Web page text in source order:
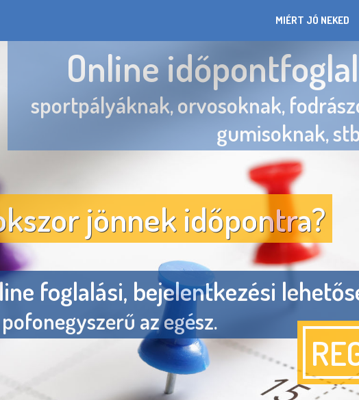
MIÉRT JÓ NEKED
Online
sportpályáknak, orvosoknak,
gumisoknak,
jönnek időpontra?
foglalási, bejelentkezési
az egész.
Korszerű
Lépj a